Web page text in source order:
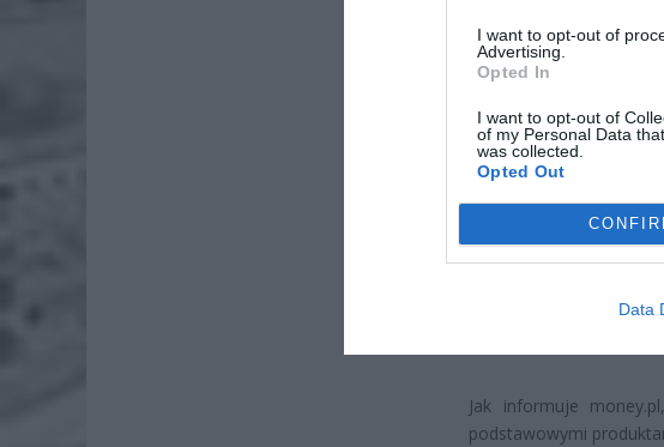
I want to opt-out of
Advertising.
Opted In
I want to opt-out of
of my Personal Data
was collected.
Opted Out
Data
Jak informuje
podstawowymi